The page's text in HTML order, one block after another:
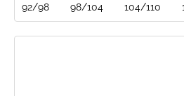
92/98 98/104 104/110